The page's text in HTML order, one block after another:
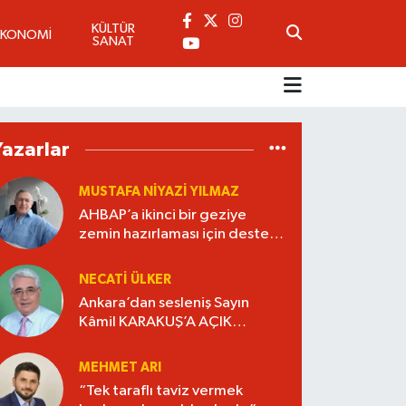
KÜLTÜR
SANAT
MUSTAFA NIYAZI YILMAZ
AHBAP’a ikinci bir geziye
zemin hazırlaması için destek
NECATI ÜLKER
Ankara’dan sesleniş Sayın
Kâmil KARAKUŞ’A AÇIK
“YAŞANMIŞLIĞI KİTAP HALİNE
MEHMET ARI
“Tek taraflı taviz vermek